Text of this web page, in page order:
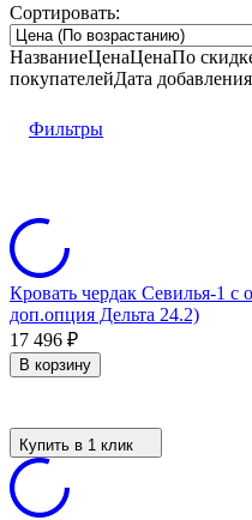
Сортировать:
НазваниеЦенаЦенаПо
покупателейДата добавления
Фильтры
Кровать чердак Севилья-1 с
доп.опция Дельта 24.2)
17 496 ₽
В корзину
Купить в 1 клик